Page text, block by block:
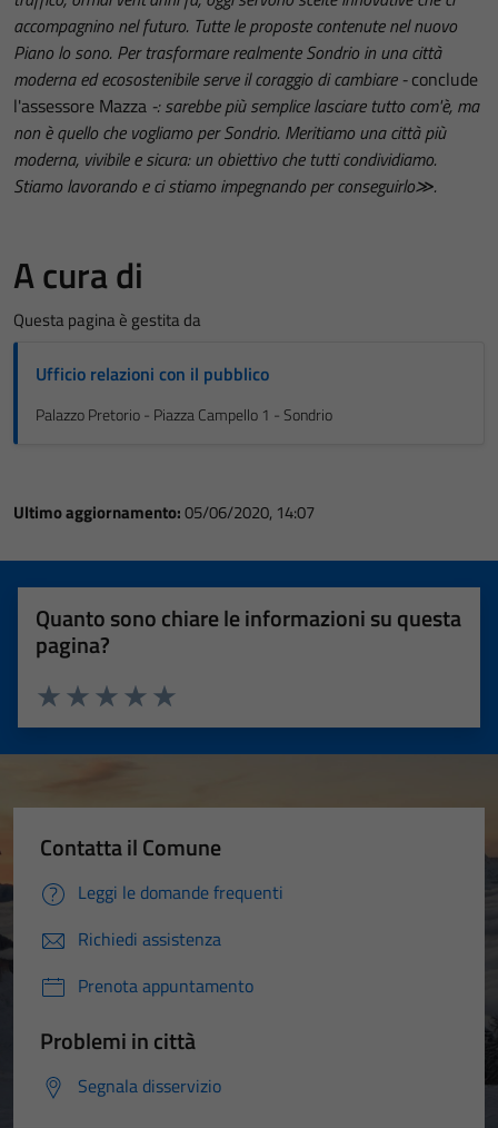
accompagnino nel futuro. Tutte le proposte contenute nel nuovo
Piano lo sono. Per trasformare realmente Sondrio in una città
moderna ed ecosostenibile serve il coraggio di cambiare -conclude
l'assessore Mazza -: sarebbe più semplice lasciare tutto com'è, ma
non è quello che vogliamo per Sondrio. Meritiamo una città più
moderna, vivibile e sicura: un obiettivo che tutti condividiamo.
Stiamo lavorando e ci stiamo impegnando per conseguirlo≫.
A cura di
Questa pagina è gestita da
Ufficio relazioni con il pubblico
Palazzo Pretorio - Piazza Campello 1 - Sondrio
Ultimo aggiornamento:05/06/2020, 14:07
Quanto sono chiare le informazioni su questa
pagina?
Valuta 5 stelle su 5
Valuta 4 stelle su 5
Valuta 3 stelle su 5
Valuta 2 stelle su 5
Valuta 1 stelle su 5
Contatta il Comune
Leggi le domande frequenti
Richiedi assistenza
Prenota appuntamento
Problemi in città
Segnala disservizio